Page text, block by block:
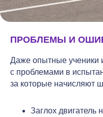
ПРОБЛЕМЫ И
Даже опытные ученики
с проблемами в
за которые начисляют
Заглох